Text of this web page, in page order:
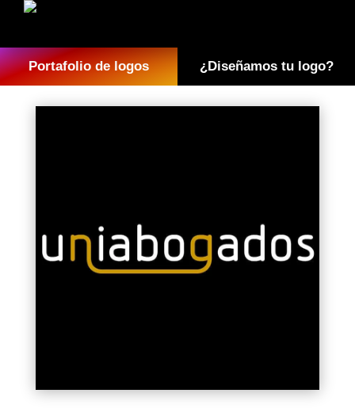
Portafolio de logos ¿Diseñamos tu logo?